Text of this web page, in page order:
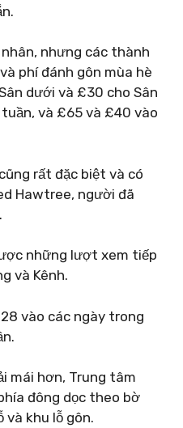
nhưng các thành
phí đánh gôn mùa hè
dưới và £30 cho Sân
và £65 và £40 vào
rất đặc biệt và có
Hawtree, người đã
những lượt xem tiếp
và Kênh.
vào các ngày trong
mái hơn, Trung tâm
đông dọc theo bờ
và khu lỗ gôn.